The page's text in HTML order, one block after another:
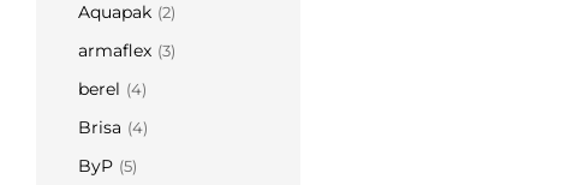
Aquapak (2)
armaflex (3)
berel (4)
Brisa (4)
ByP (5)